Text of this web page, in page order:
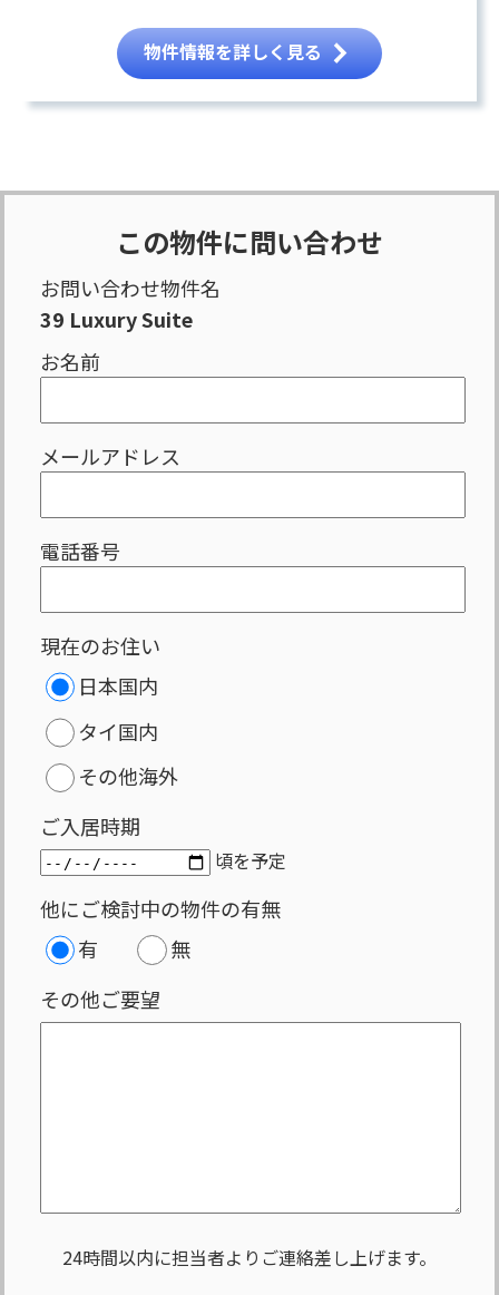
物件情報を詳しく見る
この物件に問い合わせ
お問い合わせ物件名
39 Luxury Suite
お名前
メールアドレス
電話番号
現在のお住い
日本国内
タイ国内
その他海外
ご入居時期
頃を予定
他にご検討中の物件の有無
有
無
その他ご要望
24時間以内に担当者よりご連絡差し上げます。